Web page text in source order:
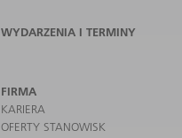
WYDARZENIA I TERMINY
FIRMA
KARIERA
OFERTY STANOWISK